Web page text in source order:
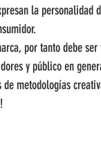
la personalidad
por tanto debe
y público en
metodologías